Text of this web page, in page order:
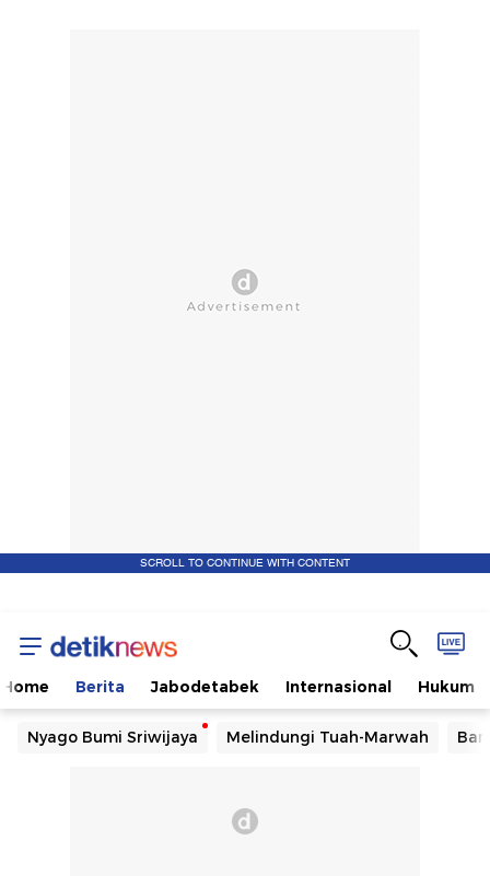
SCROLL TO CONTINUE WITH CONTENT
Home Berita Jabodetabek Internasional Hukum
Nyago Bumi Sriwijaya Melindungi Tuah-Marwah